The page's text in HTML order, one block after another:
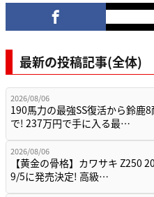
最新の投稿記事(全体)
2026/08/06
190馬力の最強SS復活から鈴鹿
で! 237万円で手に入る最…
2026/08/06
【黄金の骨格】カワサキ Z250
9/5に発売決定! 高級…